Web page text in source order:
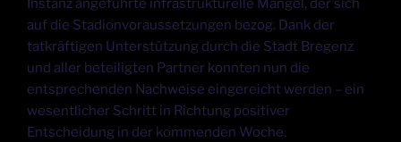
Instanz angeführte infrastrukturelle Mangel, der sich
auf die Stadionvoraussetzungen bezog. Dank der
tatkräftigen Unterstützung durch die Stadt Bregenz
und aller beteiligten Partner konnten nun die
entsprechenden Nachweise eingereicht werden – ein
wesentlicher Schritt in Richtung positiver
Entscheidung in der kommenden Woche.